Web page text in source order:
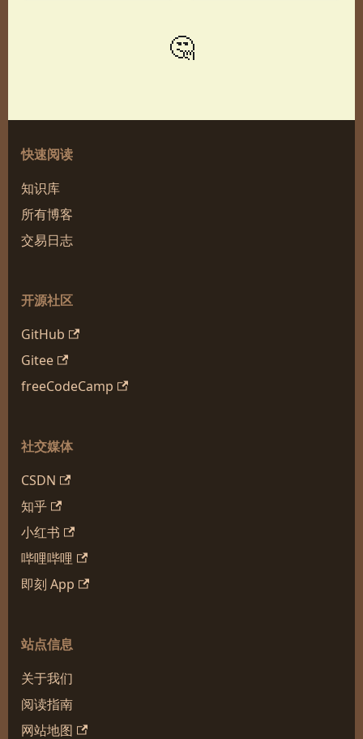
🤔
快速阅读
知识库
所有博客
交易日志
开源社区
GitHub
Gitee
freeCodeCamp
社交媒体
CSDN
知乎
小红书
哔哩哔哩
即刻 App
站点信息
关于我们
阅读指南
网站地图